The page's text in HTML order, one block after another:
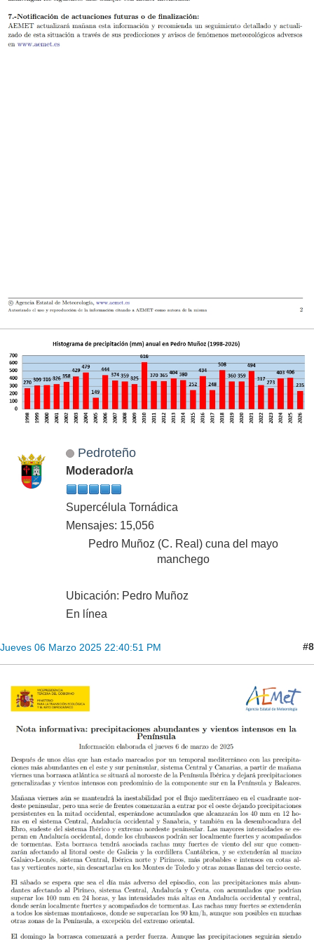
Pedroteño
Moderador/a
Supercélula Tornádica
Mensajes: 15,056
Pedro Muñoz (C. Real) cuna del mayo
manchego
Ubicación: Pedro Muñoz
En línea
Jueves 06 Marzo 2025 22:40:51 PM #8